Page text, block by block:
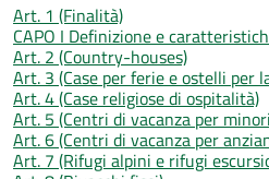
Art. 1 (Finalità)
CAPO I Definizione e
Art. 2 (Country-houses)
Art. 3 (Case per ferie e ostelli per
Art. 4 (Case religiose di ospitalità)
Art. 5 (Centri di vacanza per
Art. 6 (Centri di vacanza per
Art. 7 (Rifugi alpini e rifugi